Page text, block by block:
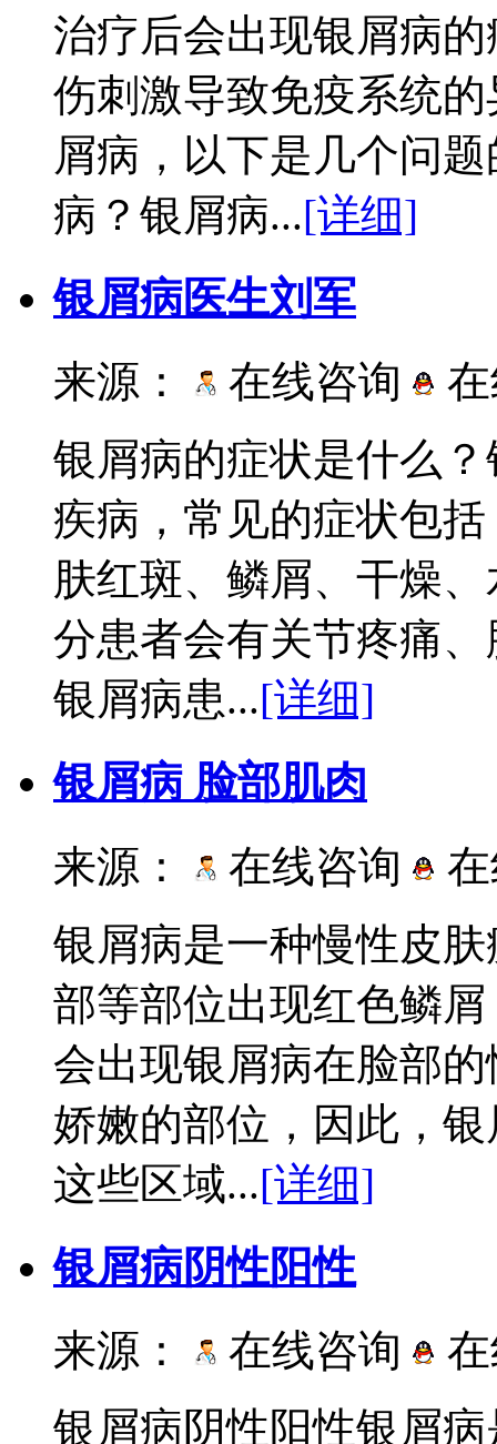
治疗后会出现银屑病
伤刺激导致免疫系统
屑病，以下是几个问
病？银屑病...[详细]
银屑病医生刘军
来源：
在线咨询
银屑病的症状是什么
疾病，常见的症状包
肤红斑、鳞屑、干燥
分患者会有关节疼痛
银屑病患...[详细]
银屑病 脸部肌肉
来源：
在线咨询
银屑病是一种慢性皮
部等部位出现红色鳞
会出现银屑病在脸部
娇嫩的部位，因此，
这些区域...[详细]
银屑病阴性阳性
来源：
在线咨询
银屑病阴性阳性银屑